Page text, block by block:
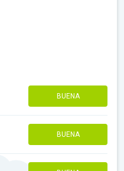
BUENA
BUENA